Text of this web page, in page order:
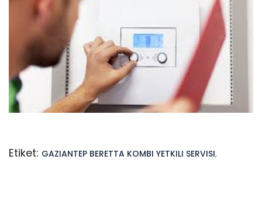
Etiket: GAZIANTEP BERETTA KOMBI YETKILI SERVISI,